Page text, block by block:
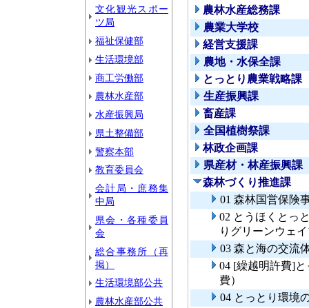
文化観光スポー
ツ局
福祉保健部
生活環境部
商工労働部
農林水産部
水産振興局
県土整備部
警察本部
教育委員会
会計局・庶務集
中局
県会・各種委員
会
総合事務所（再
掲）
生活環境部公共
農林水産部公共
農林水産総務課
農業大学校
経営支援課
農地・水保全課
とっとり農業戦略課
生産振興課
畜産課
全国植樹祭課
林政企画課
県産材・林産振興課
森林づくり推進課
01 森林国営保険
02 とうほくとっ
りグリーンウェ
03 森と海の交流
04 [繰越明許費]
費）
04 とっとり環境